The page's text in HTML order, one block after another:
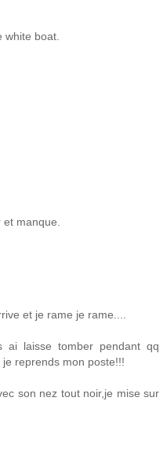
white boat.
manque.
et je rame je rame....
laisse tomber pendant qq
reprends mon poste!!!
son nez tout noir,je mise sur